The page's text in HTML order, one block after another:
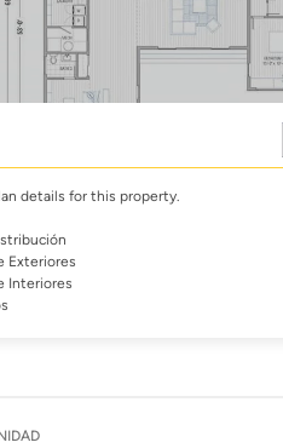
details for this property.
Exteriores
Interiores